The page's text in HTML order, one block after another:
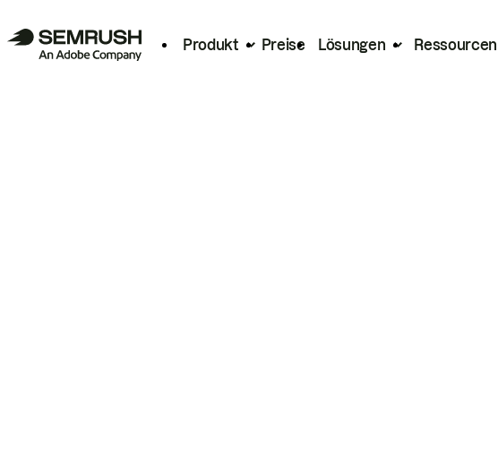
Produkt Preise Lösungen Ressourcen